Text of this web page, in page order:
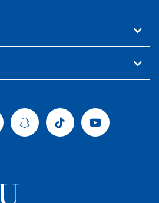
SnapchatTiktok Youtube